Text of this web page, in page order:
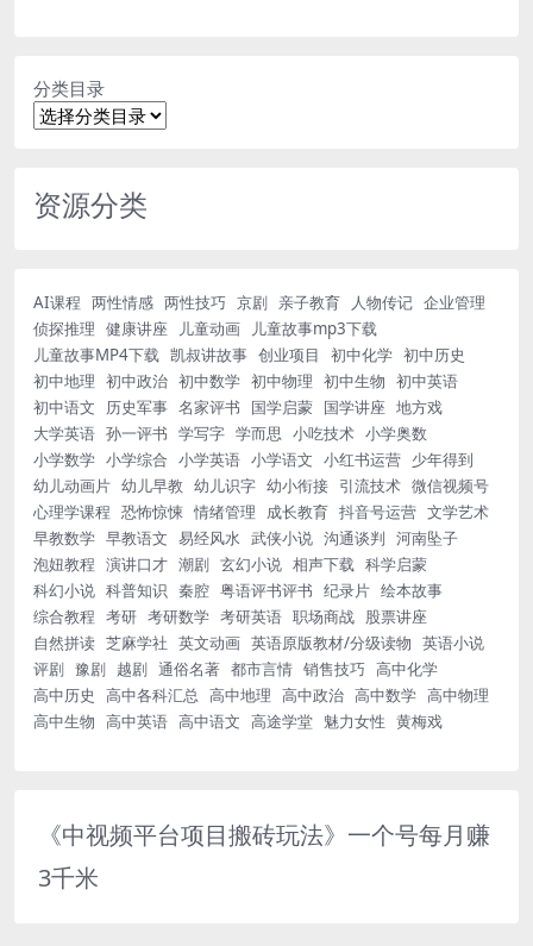
分类目录
资源分类
AI课程 两性情感 两性技巧 京剧 亲子教育 人物传记 企业管理
侦探推理 健康讲座 儿童动画
儿童故事mp3下载
儿童故事MP4下载 凯叔讲故事 创业项目 初中化学 初中历史
初中地理 初中政治 初中数学 初中物理 初中生物 初中英语
初中语文
历史军事 名家评书 国学启蒙 国学讲座 地方戏
大学英语 孙一评书 学写字 学而思 小吃技术 小学奥数
小学数学 小学综合 小学英语 小学语文 小红书运营 少年得到
幼儿动画片 幼儿早教 幼儿识字 幼小衔接 引流技术 微信视频号
心理学课程 恐怖惊悚 情绪管理 成长教育 抖音号运营 文学艺术
早教数学 早教语文 易经风水 武侠小说 沟通谈判 河南坠子
泡妞教程 演讲口才 潮剧 玄幻小说 相声下载 科学启蒙
科幻小说 科普知识 秦腔 粤语评书评书 纪录片 绘本故事
综合教程 考研 考研数学 考研英语 职场商战 股票讲座
自然拼读 芝麻学社 英文动画 英语原版教材/分级读物 英语小说
评剧 豫剧 越剧 通俗名著 都市言情 销售技巧 高中化学
高中历史
高中各科汇总 高中地理 高中政治 高中数学 高中物理
高中生物 高中英语 高中语文 高途学堂 魅力女性 黄梅戏
《中视频平台项目搬砖玩法》一个号每月赚
3千米